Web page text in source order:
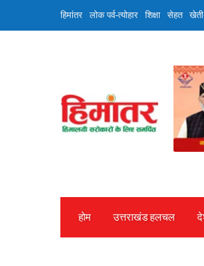
हिमांतर लोक पर्व-त्योहार शिक्षा सेहत
होम उत्तराखंड हलचल